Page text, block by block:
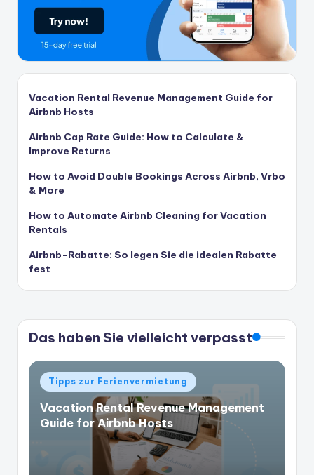
Vacation Rental Revenue Management Guide for
Airbnb Hosts
Airbnb Cap Rate Guide: How to Calculate &
Improve Returns
How to Avoid Double Bookings Across Airbnb, Vrbo
& More
How to Automate Airbnb Cleaning for Vacation
Rentals
Airbnb-Rabatte: So legen Sie die idealen Rabatte
fest
Das haben Sie vielleicht verpasst
Veröffentlicht
in
Tipps zur Ferienvermietung
Vacation Rental Revenue Management
Guide for Airbnb Hosts